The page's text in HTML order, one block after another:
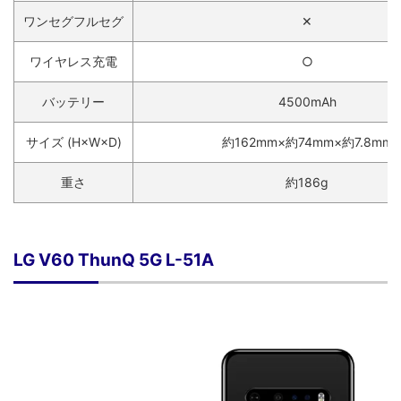
ワンセグフルセグ ✕
ワイヤレス充電 ○
バッテリー 4500mAh
サイズ (H×W×D) 約162mm×約74mm×約7.8mm
重さ 約186g
LG V60 ThunQ 5G L-51A